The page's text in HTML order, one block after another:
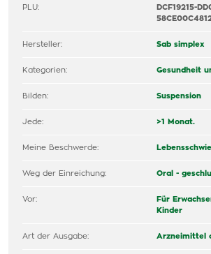
PLU:
DCF19215-
Hersteller: Sab simplex
Kategorien: Gesundheit
Bilden: Suspension
Jede: >1 Monat.
Meine Beschwerde:
Weg der Einreichung: Oral -
Vor: Für
Kinder
Art der Ausgabe: Arzneimittel